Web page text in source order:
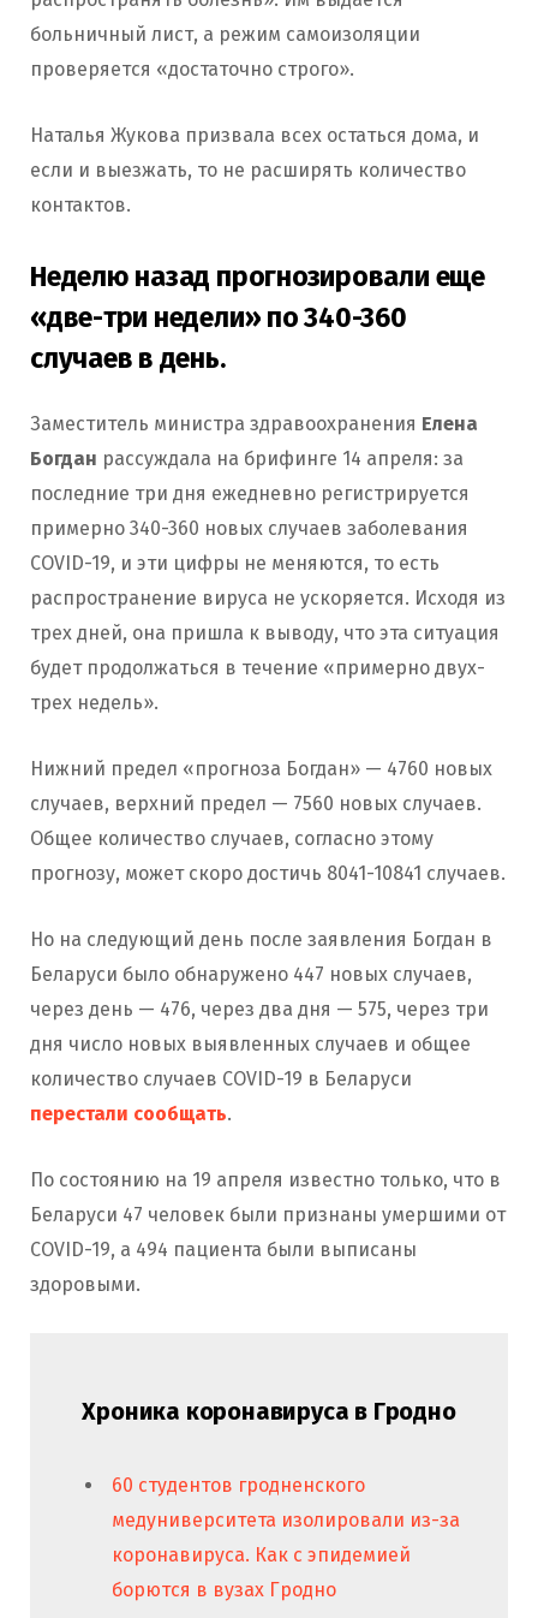
больничный лист, а режим самоизоляции
проверяется «достаточно строго».
Наталья Жукова призвала всех остаться дома, и
если и выезжать, то не расширять количество
контактов.
Неделю назад прогнозировали еще
«две-три недели» по 340-360
случаев в день.
Заместитель министра здравоохранения Елена
Богдан рассуждала на брифинге 14 апреля: за
последние три дня ежедневно регистрируется
примерно 340-360 новых случаев заболевания
COVID-19, и эти цифры не меняются, то есть
распространение вируса не ускоряется. Исходя из
трех дней, она пришла к выводу, что эта ситуация
будет продолжаться в течение «примерно двух-
трех недель».
Нижний предел «прогноза Богдан» — 4760 новых
случаев, верхний предел — 7560 новых случаев.
Общее количество случаев, согласно этому
прогнозу, может скоро достичь 8041-10841 случаев.
Но на следующий день после заявления Богдан в
Беларуси было обнаружено 447 новых случаев,
через день — 476, через два дня — 575, через три
дня число новых выявленных случаев и общее
количество случаев COVID-19 в Беларуси
перестали сообщать.
По состоянию на 19 апреля известно только, что в
Беларуси 47 человек были признаны умершими от
COVID-19, а 494 пациента были выписаны
здоровыми.
Хроника коронавируса в Гродно
60 студентов гродненского
медуниверситета изолировали из-за
коронавируса. Как с эпидемией
борются в вузах Гродно